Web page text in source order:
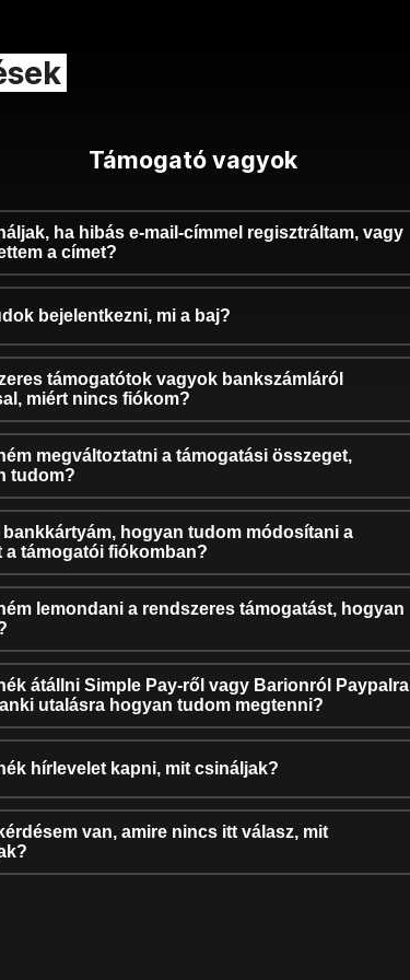
Támogató vagyok
ha hibás e-mail-címmel regisztráltam, vagy
a címet?
bejelentkezni, mi a baj?
támogatótok vagyok bankszámláról
miért nincs fiókom?
megváltoztatni a támogatási összeget,
tudom?
bankkártyám, hogyan tudom módosítani a
a támogatói fiókomban?
lemondani a rendszeres támogatást, hogyan
átállni Simple Pay-ről vagy Barionról Paypalra
utalásra hogyan tudom megtenni?
hírlevelet kapni, mit csináljak?
van, amire nincs itt válasz, mit